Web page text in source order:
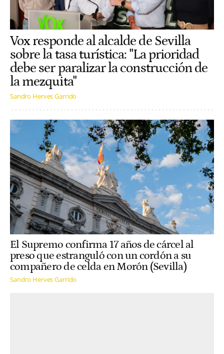
Vox responde al alcalde de Sevilla
sobre la tasa turística: "La prioridad
debe ser paralizar la construcción de
la mezquita"
Sandro Herves Garrido
El Supremo confirma 17 años de cárcel al
preso que estranguló con un cordón a su
compañero de celda en Morón (Sevilla)
Sandro Herves Garrido